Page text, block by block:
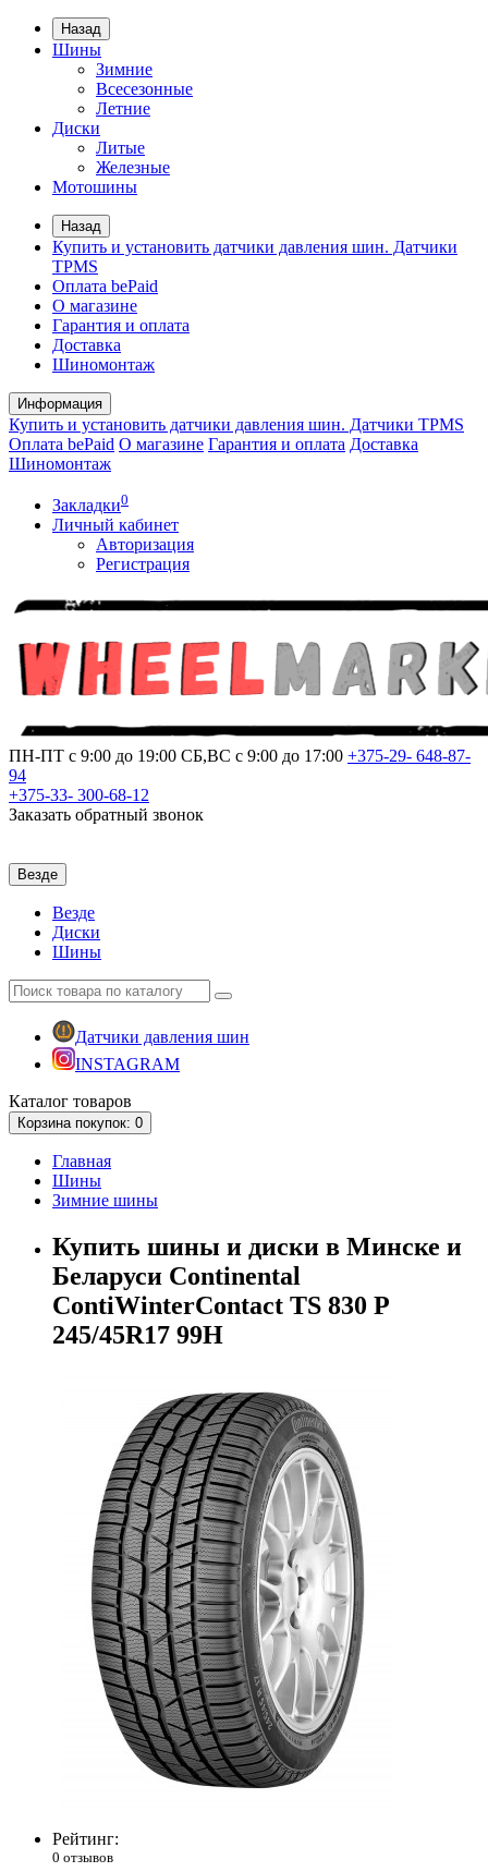
Назад
Шины
Зимние
Всесезонные
Летние
Диски
Литые
Железные
Мотошины
Назад
Купить и установить датчики давления шин. Датчики
TPMS
Оплата bePaid
О магазине
Гарантия и оплата
Доставка
Шиномонтаж
Информация
Купить и установить датчики давления шин. Датчики TPMS
Оплата bePaid О магазине Гарантия и оплата Доставка
Шиномонтаж
Закладки0
Личный кабинет
Авторизация
Регистрация
ПН-ПТ с 9:00 до 19:00 СБ,ВС с 9:00 до 17:00 +375-29- 648-87-
94
+375-33- 300-68-12
Заказать обратный звонок
Везде
Везде
Диски
Шины
Датчики давления шин
INSTAGRAM
Каталог товаров
Корзинапокупок: 0
Главная
Шины
Зимние шины
Купить шины и диски в Минске и
Беларуси Continental
ContiWinterContact TS 830 P
245/45R17 99H
Рейтинг:
0 отзывов